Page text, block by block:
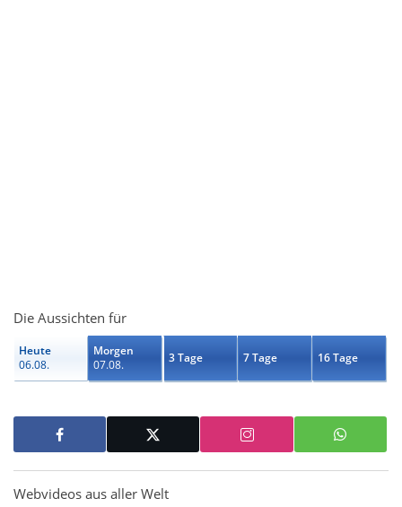
Die Aussichten für
Heute
06.08.
Morgen
07.08.
3 Tage 7 Tage 16 Tage
Webvideos aus aller Welt